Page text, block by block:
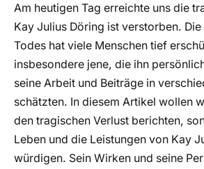
Am heutigen Tag erreichte uns die
Kay Julius Döring ist verstorben.
Todes hat viele Menschen tief
insbesondere jene, die ihn
seine Arbeit und Beiträge in
schätzten. In diesem Artikel wollen
den tragischen Verlust berichten,
Leben und die Leistungen von Kay
würdigen. Sein Wirken und seine